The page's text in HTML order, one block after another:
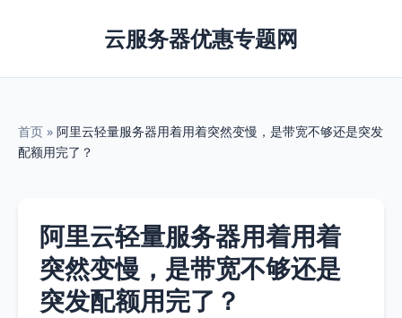
云服务器优惠专题网
首页 » 阿里云轻量服务器用着用着突然变慢，是带宽不够还是突发
配额用完了？
阿里云轻量服务器用着用着
突然变慢，是带宽不够还是
突发配额用完了？